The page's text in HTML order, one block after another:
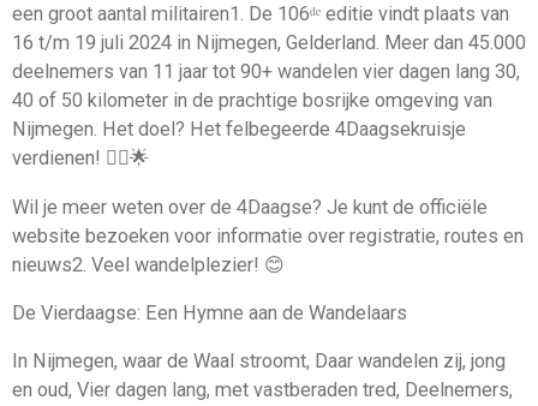
een groot aantal militairen1. De 106ᵈᵉ editie vindt plaats van
16 t/m 19 juli 2024 in Nijmegen, Gelderland. Meer dan 45.000
deelnemers van 11 jaar tot 90+ wandelen vier dagen lang 30,
40 of 50 kilometer in de prachtige bosrijke omgeving van
Nijmegen. Het doel? Het felbegeerde 4Daagsekruisje
verdienen! 🚶‍♂️🌟
Wil je meer weten over de 4Daagse? Je kunt de officiële
website bezoeken voor informatie over registratie, routes en
nieuws2. Veel wandelplezier! 😊
De Vierdaagse: Een Hymne aan de Wandelaars
In Nijmegen, waar de Waal stroomt, Daar wandelen zij, jong
en oud, Vier dagen lang, met vastberaden tred, Deelnemers,